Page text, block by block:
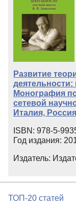
Развитие
Монография
сетевой
Италия,
ISBN: 978-5-
Год издания:
Издатель:
ТОП-20 статей